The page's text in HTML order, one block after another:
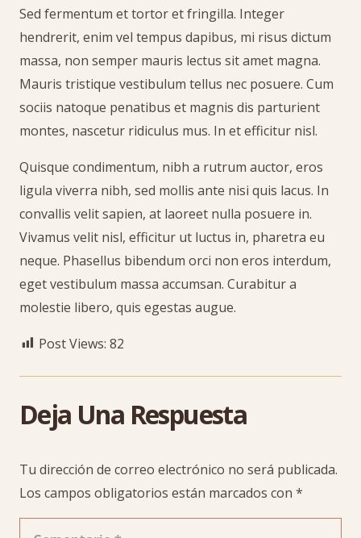
Sed fermentum et tortor et fringilla. Integer
hendrerit, enim vel tempus dapibus, mi risus dictum
massa, non semper mauris lectus sit amet magna.
Mauris tristique vestibulum tellus nec posuere. Cum
sociis natoque penatibus et magnis dis parturient
montes, nascetur ridiculus mus. In et efficitur nisl.
Quisque condimentum, nibh a rutrum auctor, eros
ligula viverra nibh, sed mollis ante nisi quis lacus. In
convallis velit sapien, at laoreet nulla posuere in.
Vivamus velit nisl, efficitur ut luctus in, pharetra eu
neque. Phasellus bibendum orci non eros interdum,
eget vestibulum massa accumsan. Curabitur a
molestie libero, quis egestas augue.
Post Views: 82
Deja Una Respuesta
Tu dirección de correo electrónico no será publicada.
Los campos obligatorios están marcados con *